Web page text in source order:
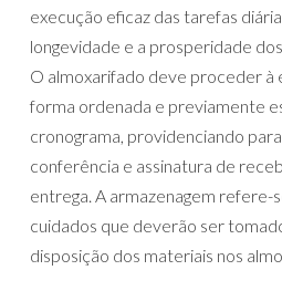
execução eficaz das tarefas
longevidade e a prosperidade
O almoxarifado deve proceder à
forma ordenada e previamente
cronograma, providenciando
conferência e assinatura de
entrega. A armazenagem refere-
cuidados que deverão ser
disposição dos materiais nos